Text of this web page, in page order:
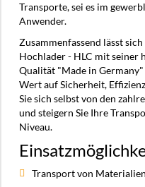
Transporte, sei es im
Anwender.
Zusammenfassend lässt
Hochlader - HLC mit seiner
Qualität "Made in
Wert auf Sicherheit,
Sie sich selbst von den
und steigern Sie Ihre
Niveau.
Transport von